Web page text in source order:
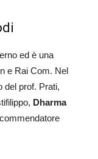
ed è una
e Rai Com. Nel
del prof. Prati,
Dharma